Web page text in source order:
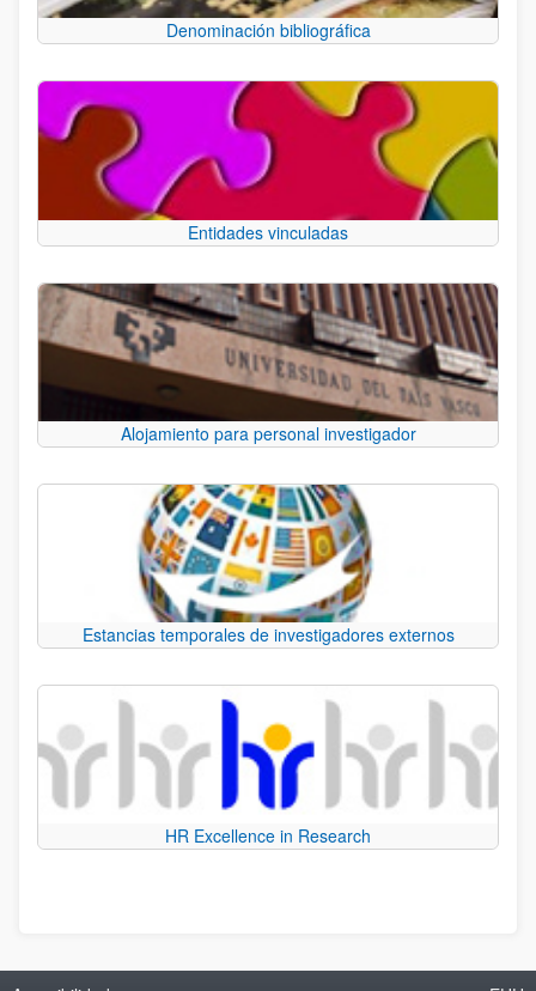
Denominación bibliográfica
Entidades vinculadas
Alojamiento para personal investigador
Estancias temporales de investigadores externos
HR Excellence in Research